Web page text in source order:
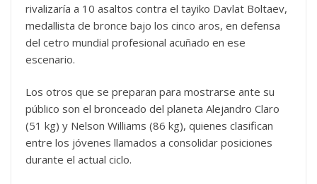
rivalizaría a 10 asaltos contra el tayiko Davlat Boltaev,
medallista de bronce bajo los cinco aros, en defensa
del cetro mundial profesional acuñado en ese
escenario.
Los otros que se preparan para mostrarse ante su
público son el bronceado del planeta Alejandro Claro
(51 kg) y Nelson Williams (86 kg), quienes clasifican
entre los jóvenes llamados a consolidar posiciones
durante el actual ciclo.